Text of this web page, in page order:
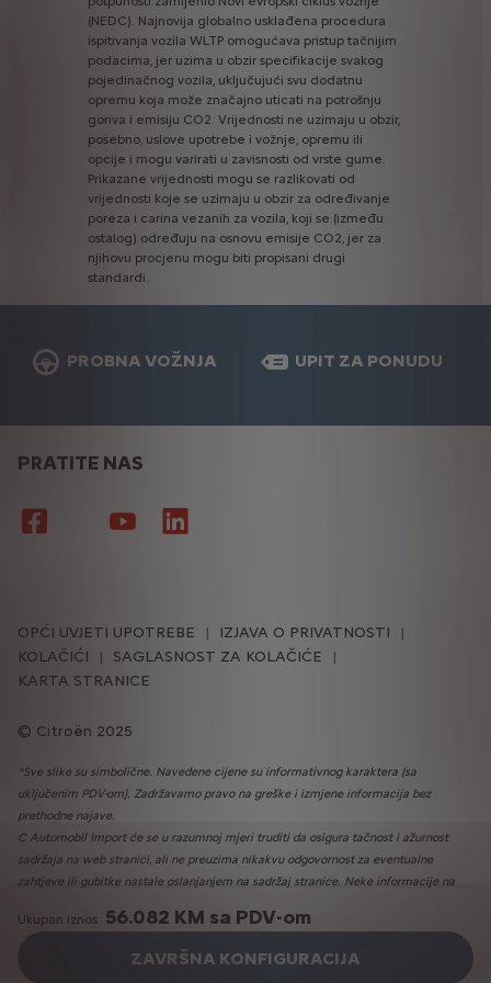
Ukupan iznos 56.082 KM sa PDV-om
ZAVRŠNA KONFIGURACIJA
(NEDC). Najnovija globalno usklađena procedura
ispitivanja vozila WLTP omogućava pristup tačnijim
podacima, jer uzima u obzir specifikacije svakog
pojedinačnog vozila, uključujući svu dodatnu
opremu koja može značajno uticati na potrošnju
goriva i emisiju CO2. Vrijednosti ne uzimaju u obzir,
posebno, uslove upotrebe i vožnje, opremu ili
opcije i mogu varirati u zavisnosti od vrste gume.
Prikazane vrijednosti mogu se razlikovati od
vrijednosti koje se uzimaju u obzir za određivanje
poreza i carina vezanih za vozila, koji se (između
ostalog) određuju na osnovu emisije CO2, jer za
njihovu procjenu mogu biti propisani drugi
standardi.
PROBNA VOŽNJA UPIT ZA PONUDU
PRATITE NAS
Citroën 2025
OPĆI UVJETI UPOTREBE
IZJAVA O PRIVATNOSTI
KOLAČIĆI
SAGLASNOST ZA KOLAČIĆE
KARTA STRANICE
*Sve slike su simbolične. Navedene cijene su informativnog karaktera (sa
uključenim PDV-om). Zadržavamo pravo na greške i izmjene informacija bez
prethodne najave.
C Automobil Import će se u razumnoj mjeri truditi da osigura tačnost i ažurnost
sadržaja na web stranici, ali ne preuzima nikakvu odgovornost za eventualne
zahtjeve ili gubitke nastale oslanjanjem na sadržaj stranice. Neke informacije na
njihovog predstavljanja. Određeni dijelovi opreme koji su opisani ili prikazani mogu
biti dostupni samo u pojedinim zemljama ili uz doplatu. C Automobil Import
zadržava pravo da u bilo kojem trenutku izmijeni specifikacije proizvoda. Za tačne